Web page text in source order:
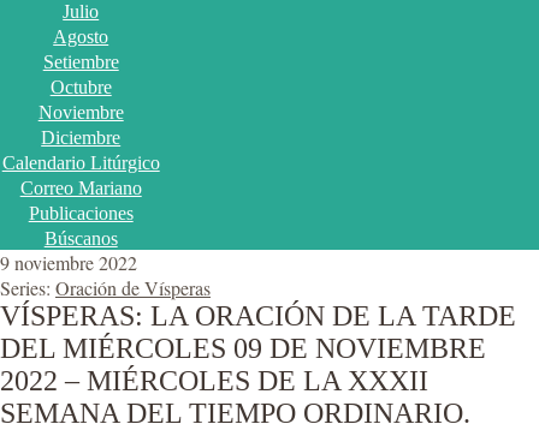
Julio
Agosto
Setiembre
Octubre
Noviembre
Diciembre
Calendario Litúrgico
Correo Mariano
Publicaciones
Búscanos
9 noviembre 2022
Series: Oración de Vísperas
VÍSPERAS: LA ORACIÓN DE LA TARDE
DEL MIÉRCOLES 09 DE NOVIEMBRE
2022 – MIÉRCOLES DE LA XXXII
SEMANA DEL TIEMPO ORDINARIO.